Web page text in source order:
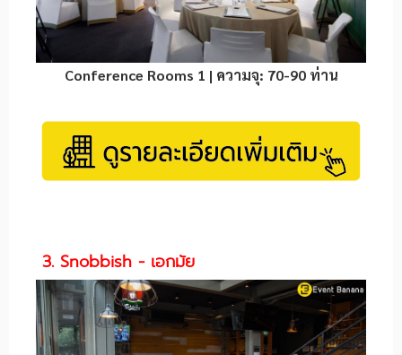
Conference Rooms 1 | ความจุ: 70-90 ท่าน
3. Snobbish - เอกมัย